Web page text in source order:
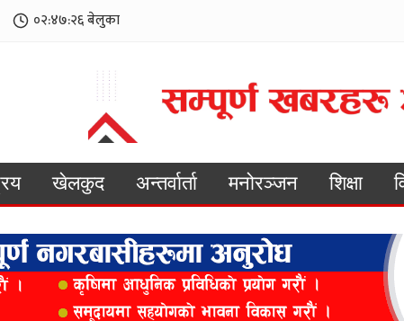
०२:४७:२८बेलुका
खेलकुद अन्तर्वार्ता मनोरञ्जन शिक्षा